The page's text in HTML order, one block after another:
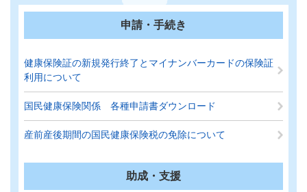
申請・手続き
健康保険証の新規発行終了とマイナンバーカードの保険証
利用について
国民健康保険関係 各種申請書ダウンロード
産前産後期間の国民健康保険税の免除について
助成・支援